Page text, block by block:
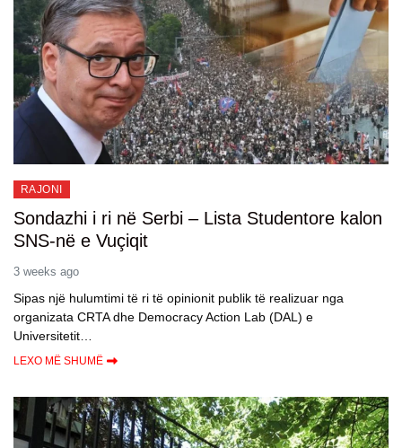
RAJONI
Sondazhi i ri në Serbi – Lista Studentore kalon
SNS-në e Vuçiqit
3 weeks ago
Sipas një hulumtimi të ri të opinionit publik të realizuar nga
organizata CRTA dhe Democracy Action Lab (DAL) e
Universitetit…
LEXO MË SHUMË